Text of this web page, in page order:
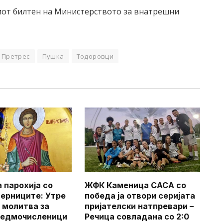
билтен на Министерството за внатрешни
Претрес Пушка Тодоровци
со
Утре
за
ЖФК Каменица САСА со
победа ја отвори серијата
пријателски натпревари –
Речица совладана со 2:0